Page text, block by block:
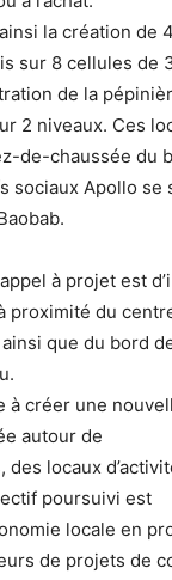
la création de
sur 8 cellules de
de la
2 niveaux. Ces
de-chaussée du
sociaux Apollo se
à projet est
proximité du
que du bord
à créer une
autour de
locaux
poursuivi est
locale en
de projets de